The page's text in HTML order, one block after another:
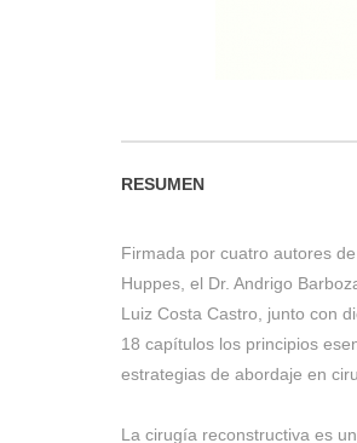
RESUMEN
Firmada por cuatro autores
Huppes, el Dr. Andrigo
Luiz Costa Castro, junto con
18 capítulos los principios
estrategias de abordaje en
La cirugía reconstructiva es